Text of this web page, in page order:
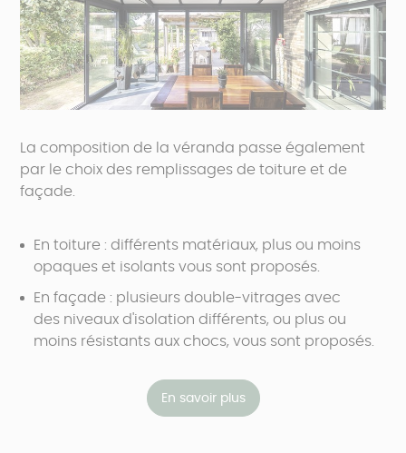
La composition de la véranda passe également
par le choix des remplissages de toiture et de
façade.
En toiture : différents matériaux, plus ou moins
opaques et isolants vous sont proposés.
En façade : plusieurs double-vitrages avec
des niveaux d'isolation différents, ou plus ou
moins résistants aux chocs, vous sont proposés.
En savoir plus